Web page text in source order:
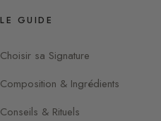
LE GUIDE
Choisir sa Signature
Composition & Ingrédients
Conseils & Rituels